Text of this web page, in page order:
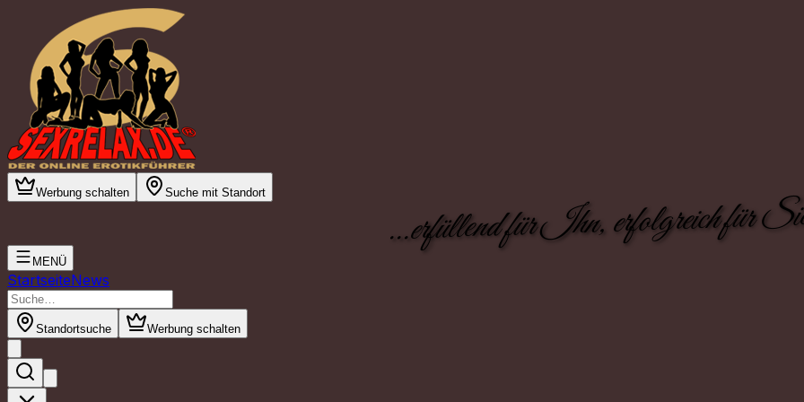
Werbung schalten Suche mit Standort
...erfüllend für Ihn, erfolgreich für
MENÜ
StartseiteNews
Standortsuche Werbung schalten